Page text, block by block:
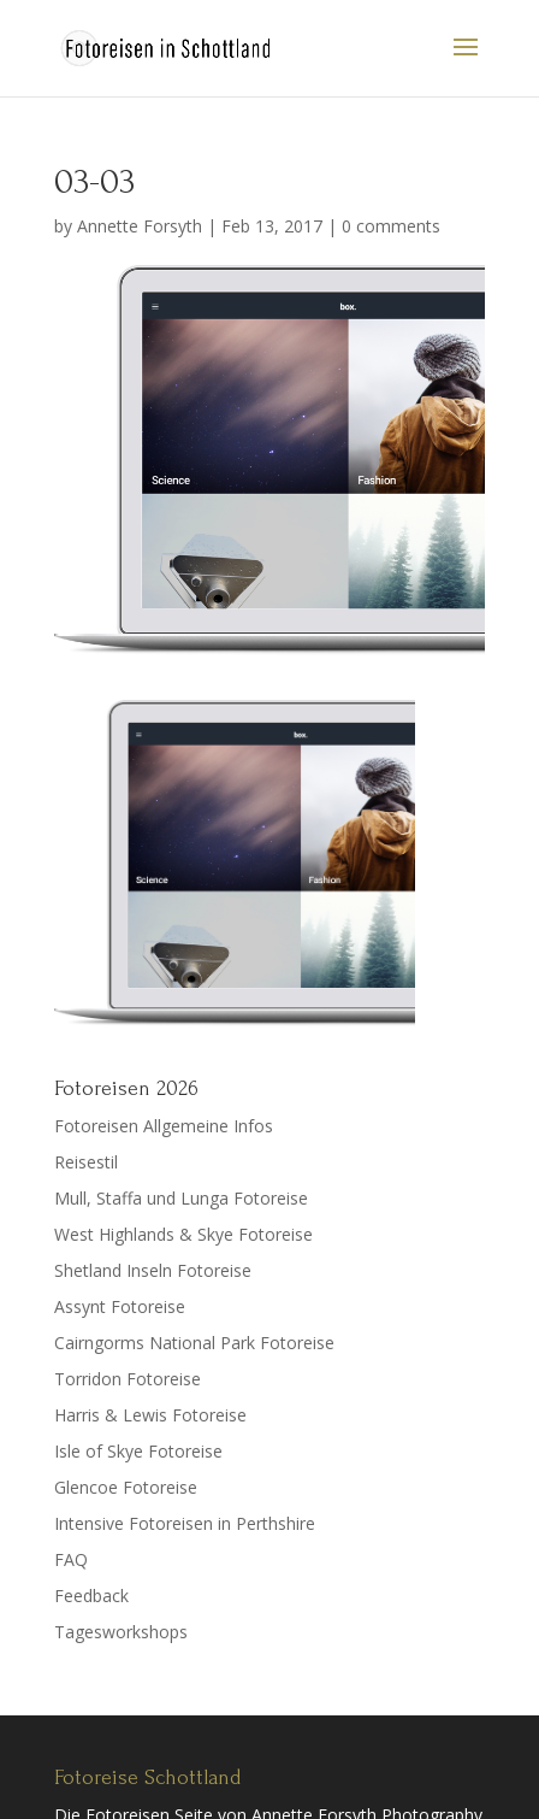
03-03
by Annette Forsyth | Feb 13, 2017| 0 comments
Fotoreisen 2026
Fotoreisen Allgemeine Infos
Reisestil
Mull, Staffa und Lunga Fotoreise
West Highlands & Skye Fotoreise
Shetland Inseln Fotoreise
Assynt Fotoreise
Cairngorms National Park Fotoreise
Torridon Fotoreise
Harris & Lewis Fotoreise
Isle of Skye Fotoreise
Glencoe Fotoreise
Intensive Fotoreisen in Perthshire
FAQ
Feedback
Tagesworkshops
Fotoreise Schottland